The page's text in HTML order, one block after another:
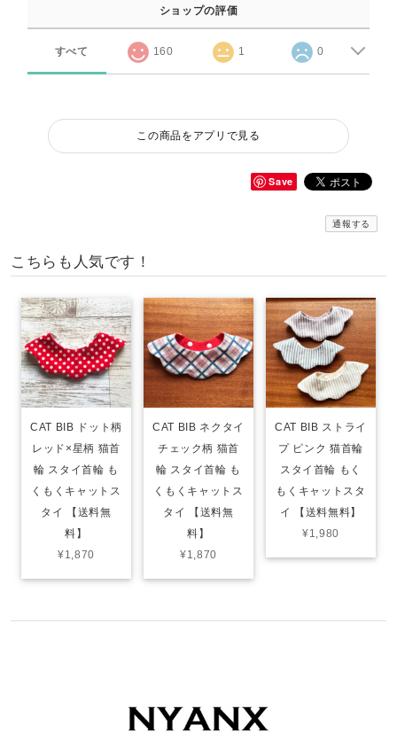
ショップの評価
すべて 160 1 0
この商品をアプリで見る
Save
通報する
こちらも人気です！
CAT BIB ドット柄
レッド×星柄 猫首
輪 スタイ首輪 も
くもくキャットス
タイ 【送料無
料】
¥1,870
CAT BIB ネクタイ
チェック柄 猫首
輪 スタイ首輪 も
くもくキャットス
タイ 【送料無
料】
¥1,870
CAT BIB ストライ
プ ピンク 猫首輪
スタイ首輪 もく
もくキャットスタ
イ 【送料無料】
¥1,980